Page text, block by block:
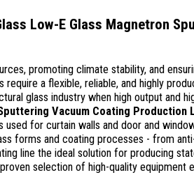
Low-E Glass Magnetron
promoting climate stability, and
a flexible, reliable, and highly
glass industry when high output and
Vacuum Coating Production
for curtain walls and door and
forms and coating processes - from
line the ideal solution for producing
selection of high-quality